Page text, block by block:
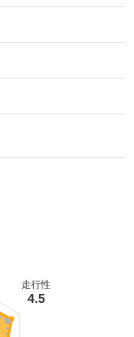
走行性
4.5